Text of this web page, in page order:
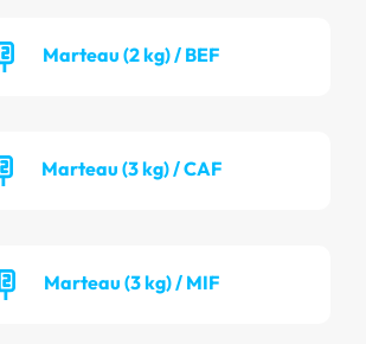
Marteau (2 kg) / BEF
Marteau (3 kg) / CAF
Marteau (3 kg) / MIF